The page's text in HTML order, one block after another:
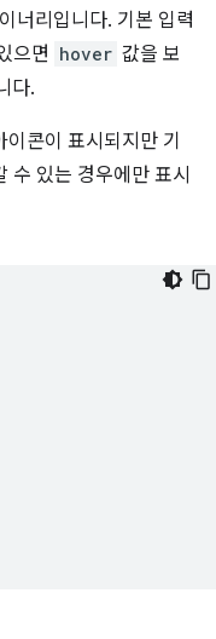
너리입니다. 기본 입력
으면 hover 값을 보
다.
콘이 표시되지만 기
수 있는 경우에만 표시